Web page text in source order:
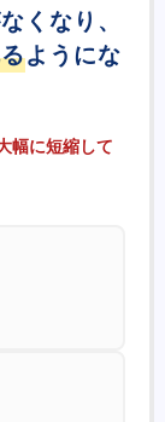
くなり、
ようにな
幅に短縮して